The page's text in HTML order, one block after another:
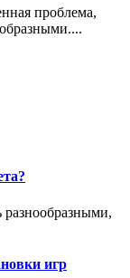
проблема,
игр